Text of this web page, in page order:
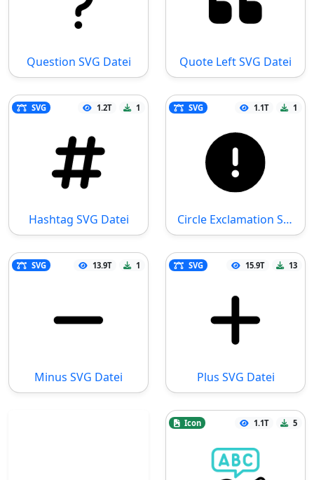
Question SVG Datei Quote Left SVG Datei
SVG 1.2T 1
Hashtag SVG Datei
SVG 1.1T 1
Circle Exclamation SVG Datei
SVG 13.9T 1
Minus SVG Datei
SVG 15.9T 13
Plus SVG Datei
Icon 1.1T 5